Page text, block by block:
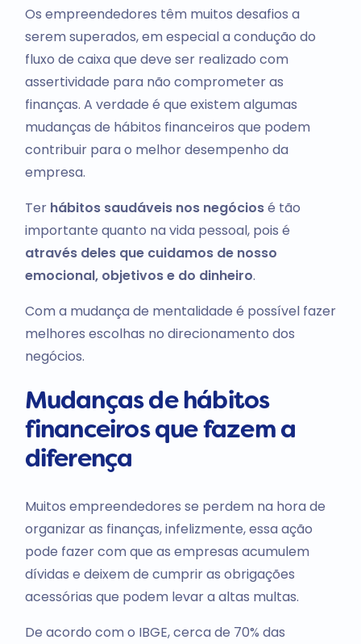
Os empreendedores têm muitos desafios a
serem superados, em especial a condução do
fluxo de caixa que deve ser realizado com
assertividade para não comprometer as
finanças. A verdade é que existem algumas
mudanças de hábitos financeiros que podem
contribuir para o melhor desempenho da
empresa.
Ter hábitos saudáveis nos negóciosé tão
importante quanto na vida pessoal, pois é
através deles que cuidamos de nosso
emocional, objetivos e do dinheiro.
Com a mudança de mentalidade é possível fazer
melhores escolhas no direcionamento dos
negócios.
Mudanças de hábitos
financeiros que fazem a
diferença
Muitos empreendedores se perdem na hora de
organizar as finanças, infelizmente, essa ação
pode fazer com que as empresas acumulem
dívidas e deixem de cumprir as obrigações
acessórias que podem levar a altas multas.
De acordo com o IBGE, cerca de 70% das